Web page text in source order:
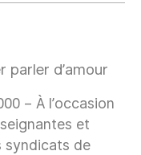
parler d’amour
– À l’occasion
et
syndicats de